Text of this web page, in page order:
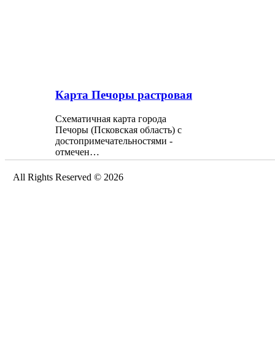
Карта Печоры растровая
Схематичная карта города
Печоры (Псковская область) с
достопримечательностями -
отмечен…
All Rights Reserved © 2026